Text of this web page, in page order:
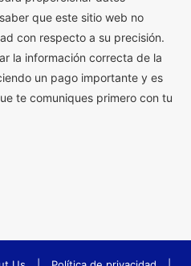
que este sitio web no
con respecto a su precisión.
la información correcta de la
un pago importante y es
te comuniques primero con tu